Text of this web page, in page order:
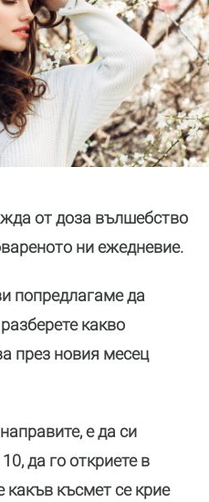
от доза вълшебство
ни ежедневие.
попредлагаме да
какво
през новия месец
е да си
да го откриете в
какъв късмет се крие